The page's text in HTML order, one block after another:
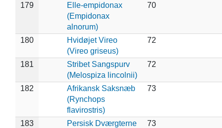
179
Elle-empidonax
(Empidonax
alnorum)
70
180
Hvidøjet Vireo
(Vireo griseus)
72
181
Stribet Sangspurv
(Melospiza lincolnii)
72
182
Afrikansk Saksnæb
(Rynchops
flavirostris)
73
183
Persisk Dværgterne
73